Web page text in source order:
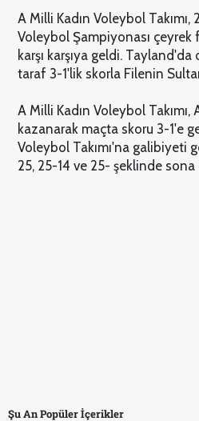
A Milli Kadın Voleybol
Voleybol Şampiyonası çeyrek
karşı karşıya geldi.
taraf 3-1'lik skorla Filenin
A Milli Kadın Voleybol Takımı,
kazanarak maçta skoru 3-1'e
Voleybol Takımı'na galibiyeti
25, 25-14 ve 25- şeklinde sona
Şu An Popüler İçerikler